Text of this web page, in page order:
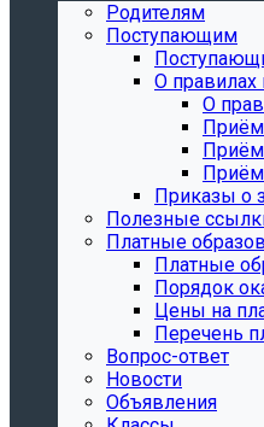
Родителям
Поступающим
О правилах
О
Приём
Приём
Приём
Приказы о
Полезные
Платные
Платные
Порядок
Цены на
Перечень
Вопрос-ответ
Новости
Объявления